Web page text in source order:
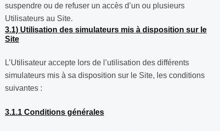
suspendre ou de refuser un accès d’un ou plusieurs
Utilisateurs au Site.
3.1) Utilisation des simulateurs mis à disposition sur le
Site
L’Utilisateur accepte lors de l’utilisation des différents
simulateurs mis à sa disposition sur le Site, les conditions
suivantes :
3.1.1 Conditions générales